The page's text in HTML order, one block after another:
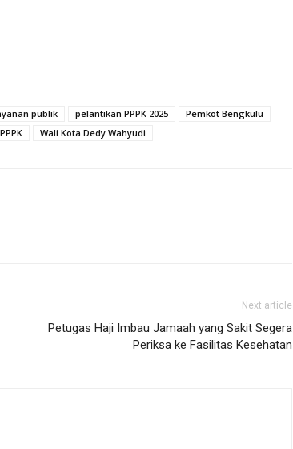
publik pelantikan PPPK 2025
Pemkot Bengkulu
Wali Kota Dedy Wahyudi
Next article
Petugas Haji Imbau Jamaah yang Sakit Segera
Periksa ke Fasilitas Kesehatan